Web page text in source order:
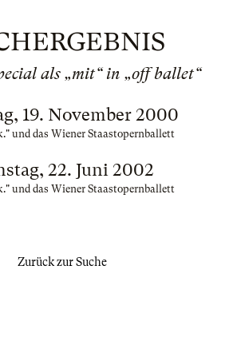
als „mit“ in „off ballet“
19. November 2000
und das Wiener Staastopernballett
22. Juni 2002
und das Wiener Staastopernballett
Zurück zur Suche